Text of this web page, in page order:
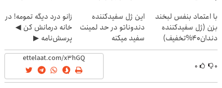
با اعتماد بنفس لبخند
بزن (ژل سفیدکننده
دندان40%تخفیف)
این ژل سفیدکننده
دندوناتو در حد لمینت
سفید میکنه
(40%تخفیف)
زانو درد دیگه تمومه! در
خانه درمانش کن ◀
پرسش‌نامه ▶
۰ ۰